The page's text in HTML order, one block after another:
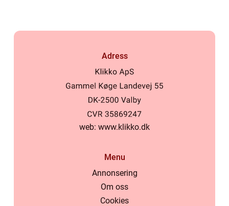
Adress
web: www.klikko.dk
Menu
Annonsering
Om oss
Cookies